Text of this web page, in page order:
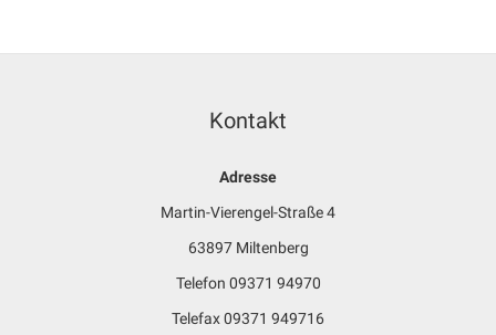
Kontakt
Adresse
Martin-Vierengel-Straße 4
63897 Miltenberg
Telefon 09371 94970
Telefax 09371 949716